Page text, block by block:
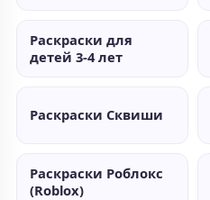
Раскраски для
детей 3-4 лет
Раскраски Сквиши
Раскраски Роблокс
(Roblox)